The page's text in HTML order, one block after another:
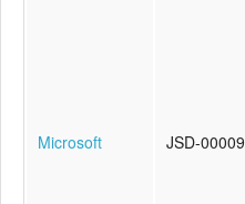
Microsoft JSD-00009